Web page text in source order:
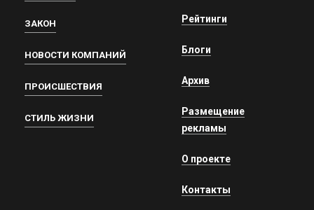
ЗАКОН
НОВОСТИ КОМПАНИЙ
ПРОИСШЕСТВИЯ
СТИЛЬ ЖИЗНИ
Рейтинги
Блоги
Архив
Размещение
рекламы
О проекте
Контакты